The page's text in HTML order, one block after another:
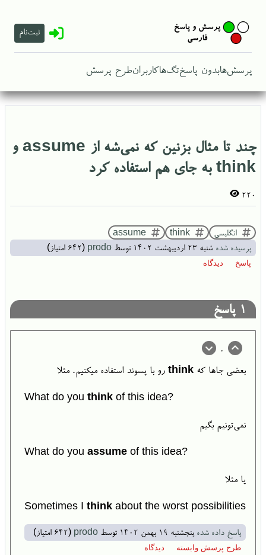
ثبت‌نام
پرسش‌هابدون پاسختگ‌هاکاربرانطرح پرسش
چند تا مثال بزنین که نمی‌شه از assume و
think به جای هم استفاده کرد
220
انگلیسی think
assume
پرسیده شده شنبه ۲۳ اردیبهشت ۱۴۰۲ توسط prodo
(
642 امتیاز)
1 پاسخ
0
بعضی جاها که think رو با پسوند استفاده میکنیم. مثلا
What do you think of this idea?
نمی‌تونیم بگیم
What do you assume of this idea?
یا مثلا
Sometimes I think about the worst possibilities
پاسخ داده شده پنجشنبه ۱۹ بهمن ۱۴۰۲ توسط prodo
(
642 امتیاز)